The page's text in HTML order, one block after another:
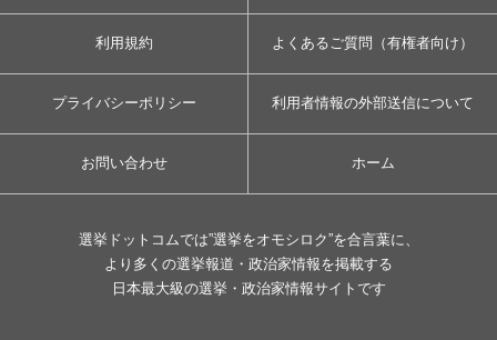
利用規約 よくあるご質問（有権者向け）
プライバシーポリシー 利用者情報の外部送信について
お問い合わせ ホーム
選挙ドットコムでは”選挙をオモシロク”を合言葉に、
より多くの選挙報道・政治家情報を掲載する
日本最大級の選挙・政治家情報サイトです